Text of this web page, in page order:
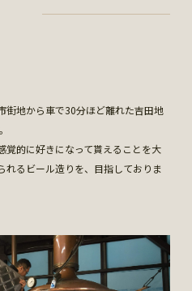
街地から車で30分ほど離れた吉田地
覚的に好きになって貰えることを大
れるビール造りを、目指しておりま